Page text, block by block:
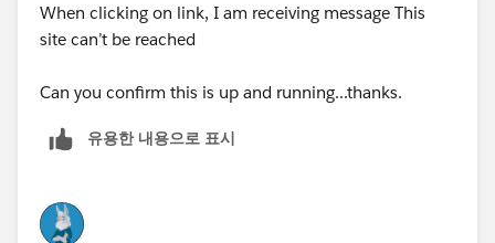
When clicking on link, I am receiving message This
site can’t be reached
Can you confirm this is up and running...thanks.
유용한 내용으로 표시